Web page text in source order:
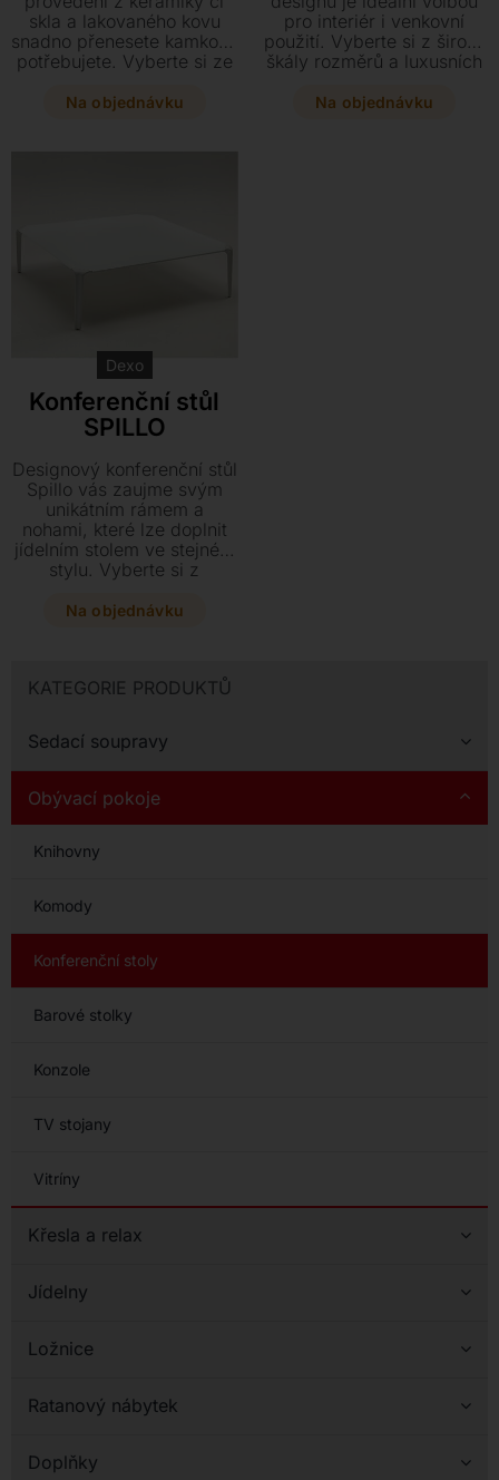
KATEGORIE PRODUKTŮ
Sedací soupravy
Obývací pokoje
Knihovny
Komody
Konferenční stoly
Barové stolky
Konzole
TV stojany
Vitríny
Křesla a relax
Jídelny
Ložnice
Ratanový nábytek
Doplňky
skla a lakovaného kovu
snadno přenesete kamkoliv
potřebujete. Vyberte si ze
svůj interiér tímto
Na objednávku
pro interiér i venkovní
použití. Vyberte si z široké
škály rozměrů a luxusních
keramiky, skla a
Na objednávku
Dexo
Konferenční stůl
SPILLO
Designový konferenční stůl
Spillo vás zaujme svým
unikátním rámem a
nohami, které lze doplnit
jídelním stolem ve stejném
stylu. Vyberte si z
keramické či skleněné
škále rozměrů.
Na objednávku